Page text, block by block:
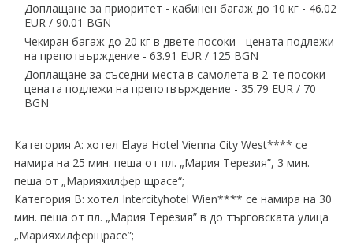
Доплащане за приоритет - кабинен багаж до 10 кг - 46.02
EUR / 90.01 BGN
Чекиран багаж до 20 кг в двете посоки - цената подлежи
на препотвърждение - 63.91 EUR / 125 BGN
Доплащане за съседни места в самолета в 2-те посоки -
цената подлежи на препотвърждение - 35.79 EUR / 70
BGN
Категория A: хотел Elaya Hotel Vienna City West**** се
намира на 25 мин. пеша от пл. „Мария Терезия”, 3 мин.
пеша от „Марияхилфер щрасе“;
Категория B: хотел Intercityhotel Wien**** се намира на 30
мин. пеша от пл. „Мария Терезия” в до търговската улица
„Марияхилферщрасе”;